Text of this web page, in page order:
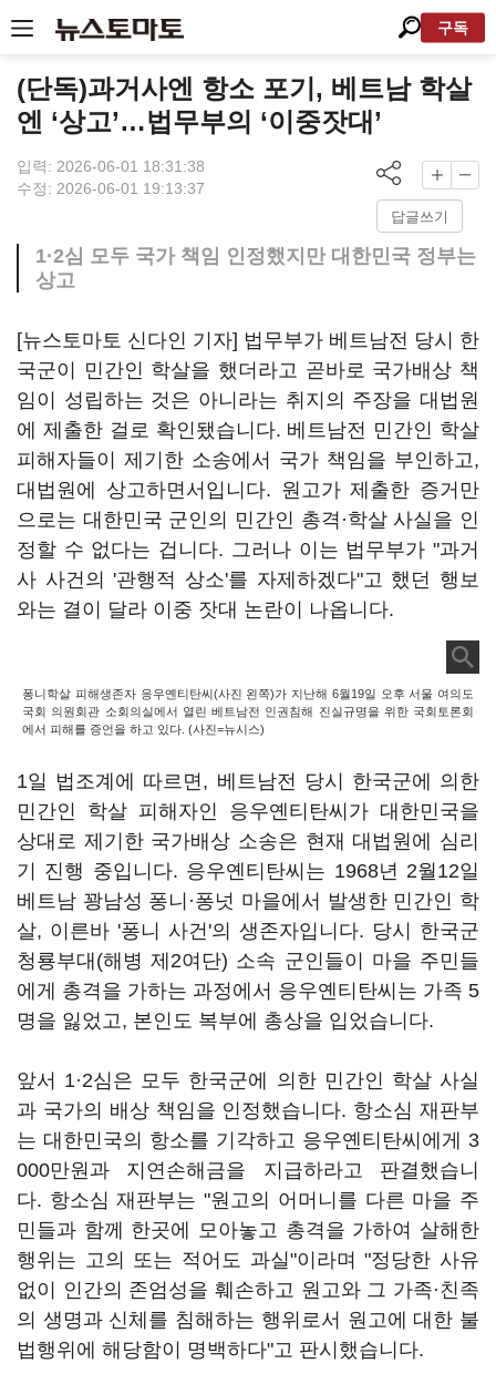
구독
(단독)과거사엔 항소 포기, 베트남 학살
엔 ‘상고’…법무부의 ‘이중잣대’
입력: 2026-06-01 18:31:38
수정: 2026-06-01 19:13:37
답글쓰기
1·2심 모두 국가 책임 인정했지만 대한민국 정부는
상고
[뉴스토마토 신다인 기자] 법무부가 베트남전 당시 한
국군이 민간인 학살을 했더라고 곧바로 국가배상 책
임이 성립하는 것은 아니라는 취지의 주장을 대법원
에 제출한 걸로 확인됐습니다. 베트남전 민간인 학살
피해자들이 제기한 소송에서 국가 책임을 부인하고,
대법원에 상고하면서입니다. 원고가 제출한 증거만
으로는 대한민국 군인의 민간인 총격·학살 사실을 인
정할 수 없다는 겁니다. 그러나 이는 법무부가 "과거
사 사건의 '관행적 상소'를 자제하겠다"고 했던 행보
와는 결이 달라 이중 잣대 논란이 나옵니다.
퐁니학살 피해생존자 응우옌티탄씨(사진 왼쪽)가 지난해 6월19일 오후 서울 여의도
국회 의원회관 소회의실에서 열린 베트남전 인권침해 진실규명을 위한 국회토론회
에서 피해를 증언을 하고 있다. (사진=뉴시스)
1일 법조계에 따르면, 베트남전 당시 한국군에 의한
민간인 학살 피해자인 응우옌티탄씨가 대한민국을
상대로 제기한 국가배상 소송은 현재 대법원에 심리
기 진행 중입니다. 응우옌티탄씨는 1968년 2월12일
베트남 꽝남성 퐁니·퐁넛 마을에서 발생한 민간인 학
살, 이른바 '퐁니 사건'의 생존자입니다. 당시 한국군
청룡부대(해병 제2여단) 소속 군인들이 마을 주민들
에게 총격을 가하는 과정에서 응우옌티탄씨는 가족 5
명을 잃었고, 본인도 복부에 총상을 입었습니다.
앞서 1·2심은 모두 한국군에 의한 민간인 학살 사실
과 국가의 배상 책임을 인정했습니다. 항소심 재판부
는 대한민국의 항소를 기각하고 응우옌티탄씨에게 3
000만원과 지연손해금을 지급하라고 판결했습니
다. 항소심 재판부는 "원고의 어머니를 다른 마을 주
민들과 함께 한곳에 모아놓고 총격을 가하여 살해한
행위는 고의 또는 적어도 과실"이라며 "정당한 사유
없이 인간의 존엄성을 훼손하고 원고와 그 가족·친족
의 생명과 신체를 침해하는 행위로서 원고에 대한 불
법행위에 해당함이 명백하다"고 판시했습니다.